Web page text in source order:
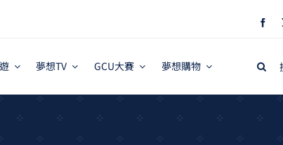
夢想TV GCU大賽 夢想購物
Search